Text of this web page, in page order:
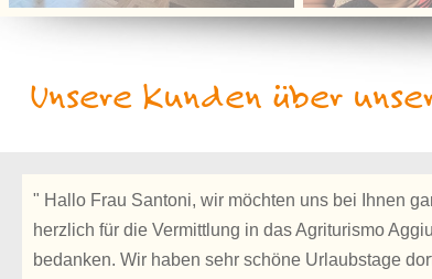
Unsere Kunden über
" Hallo Frau Santoni, wir möchten uns bei Ihnen
herzlich für die Vermittlung in das Agriturismo
bedanken. Wir haben sehr schöne Urlaubstage